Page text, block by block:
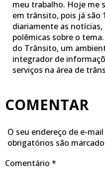
meu trabalho. Hoje me
em trânsito, pois já são
diariamente as notícias,
polêmicas sobre o
do Trânsito, um
integrador de
serviços na área de
COMENTAR
O seu endereço de e-
obrigatórios são
Comentário *